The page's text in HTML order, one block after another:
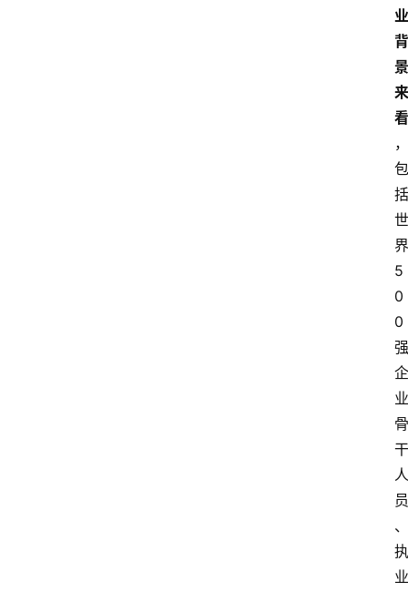
业
背
景
来
看
，
包
括
世
界
5
0
0
强
企
业
骨
干
人
员
、
执
业